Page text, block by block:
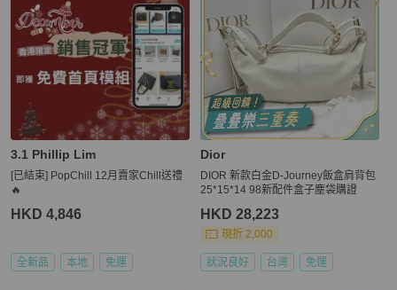
3.1 Phillip Lim
[已結束] PopChill 12月賣家Chill送禮
🔥
HKD 4,846
全新品 本地 免運
Dior
DIOR 新款白金D-Journey飯盒肩背包
25*15*14 98新配件盒子塵袋購證
HKD 28,223
現折 2,000
狀況良好 台灣 免運